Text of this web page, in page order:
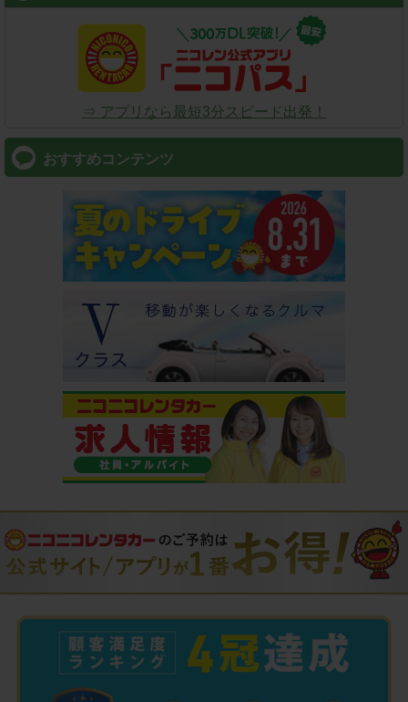
⇒ アプリなら最短3分スピード出発！
おすすめコンテンツ